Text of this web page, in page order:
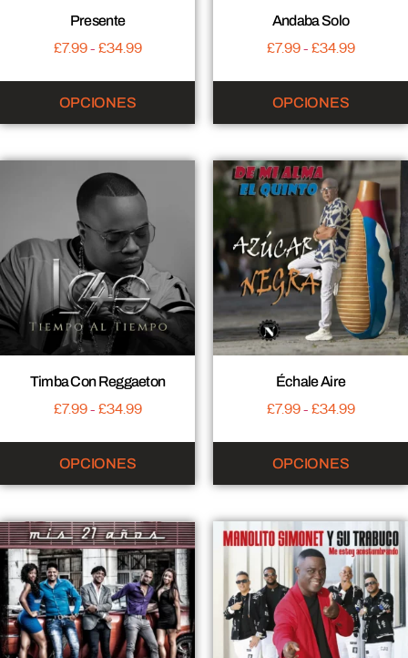
Presente
£7.99- £34.99
OPCIONES
Andaba Solo
£7.99- £34.99
OPCIONES
Timba Con Reggaeton
£7.99- £34.99
OPCIONES
Échale Aire
£7.99- £34.99
OPCIONES